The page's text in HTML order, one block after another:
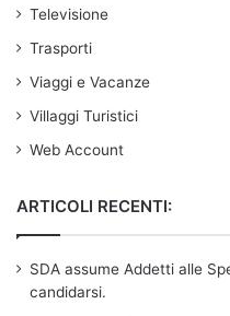
Televisione
Trasporti
Viaggi e Vacanze
Villaggi Turistici
Web Account
ARTICOLI RECENTI:
SDA assume Addetti alle
candidarsi.